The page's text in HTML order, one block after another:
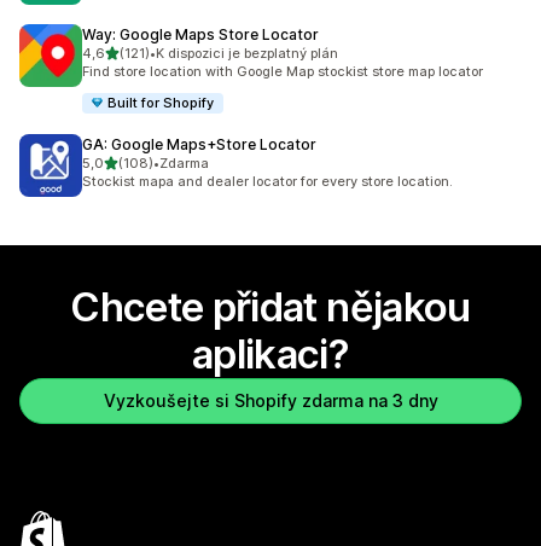
Way: Google Maps Store Locator
4,6z 5 hvězd
(121)
Celkový počet recenzí: 121
•K dispozici je bezplatný plán
Find store location with Google Map stockist store map locator
Built for Shopify
GA: Google Maps+Store Locator
5,0z 5 hvězd
(108)
Celkový počet recenzí: 108
•Zdarma
Stockist mapa and dealer locator for every store location.
Chcete přidat nějakou
aplikaci?
Vyzkoušejte si Shopify zdarma na 3 dny